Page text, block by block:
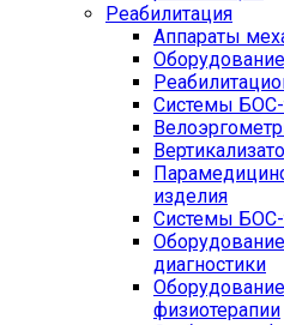
Реабилитация
Аппараты
Системы БОС-
изделия
Системы
диагностики
физиотерапии